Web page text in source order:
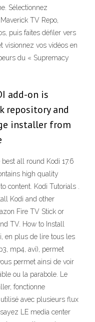
Sélectionnez
TV Repo,
puis faites défiler vers
visionnez vos vidéos en
du « Supremacy
add-on is
repository and
installer from
all round Kodi 17.6
high quality
content. Kodi Tutorials .
Kodi and other
Fire TV Stick or
TV. How to Install
en plus de lire tous les
mp4, avi), permet
permet ainsi de voir
ou la parabole. Le
fonctionne
avec plusieurs flux
LE media center